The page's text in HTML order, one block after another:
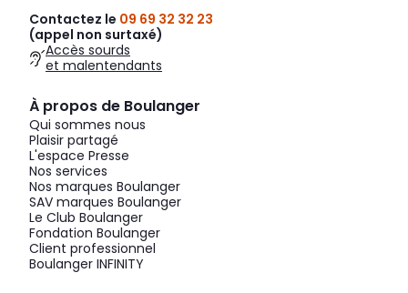
Contactez le 09 69 32 32 23
(appel non surtaxé)
Accès sourds
et malentendants
À propos de Boulanger
Qui sommes nous
Plaisir partagé
L'espace Presse
Nos services
Nos marques Boulanger
SAV marques Boulanger
Le Club Boulanger
Fondation Boulanger
Client professionnel
Boulanger INFINITY